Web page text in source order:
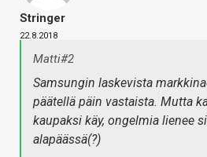
Stringer
22.8.2018
Matti#2
Samsungin laskevista
päätellä päin vastaista. Mutta
kaupaksi käy, ongelmia lienee
alapäässä(?)